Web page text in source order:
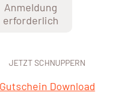
Anmeldung
erforderlich
JETZT SCHNUPPERN
Gutschein Download